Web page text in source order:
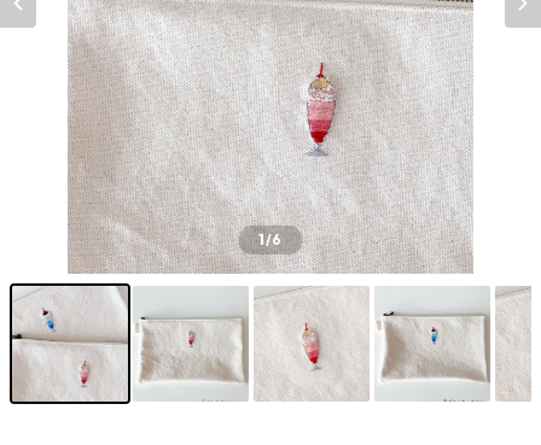
1/6